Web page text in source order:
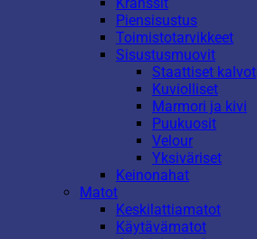
Piensisustus
Toimistotarvikkeet
Sisustusmuovit
Staattiset kalvot
Kuviolliset
Marmori ja kivi
Puukuosit
Velour
Yksiväriset
Keinonahat
Matot
Keskilattiamatot
Käytävämatot